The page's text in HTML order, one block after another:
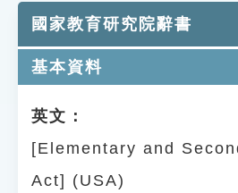
貓頭鷹博士
國家教育研究院辭書
基本資料
英文：
[Elementary and
Act] (USA)